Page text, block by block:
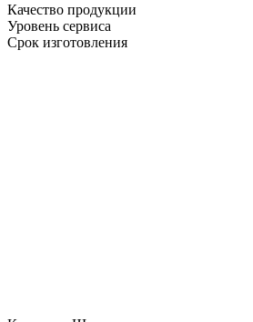
Качество продукции
Уровень сервиса
Срок изготовления